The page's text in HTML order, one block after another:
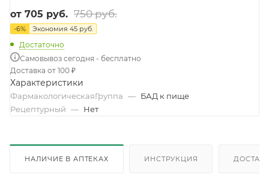
от 705 руб. 750 руб.
-6% Экономия 45 руб.
Достаточно
Самовывоз сегодня - бесплатно
Доставка от 100 ₽
Характеристики
ФармакологическаяГруппа — БАД к пище
Рецептурный — Нет
НАЛИЧИЕ В АПТЕКАХ ИНСТРУКЦИЯ